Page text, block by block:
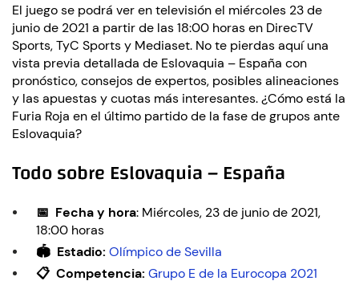
El juego se podrá ver en televisión el miércoles 23 de
junio de 2021 a partir de las 18:00 horas en DirecTV
Sports, TyC Sports y Mediaset. No te pierdas aquí una
vista previa detallada de Eslovaquia – España con
pronóstico, consejos de expertos, posibles alineaciones
y las apuestas y cuotas más interesantes. ¿Cómo está la
Furia Roja en el último partido de la fase de grupos ante
Eslovaquia?
Todo sobre Eslovaquia – España
📅 Fecha y hora: Miércoles, 23 de junio de 2021,
18:00 horas
🏟️ Estadio: Olímpico de Sevilla
📋 Competencia: Grupo E de la Eurocopa 2021